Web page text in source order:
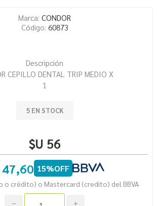
Marca: CONDOR
Código: 60873
Descripción
CEPILLO DENTAL TRIP MEDIO X
1
5 EN STOCK
$U 56
47,60 15%OFF
o crédito) o Mastercard (credito) del BBVA
i
h